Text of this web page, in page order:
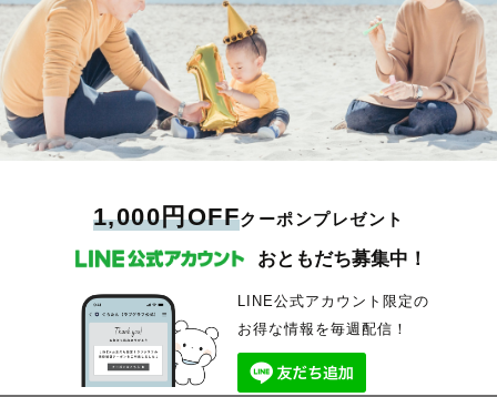
1,000円OFFクーポンプレゼント
おともだち募集中！
LINE公式アカウント限定の
お得な情報を毎週配信！